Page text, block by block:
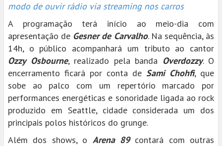
modo de ouvir rádio via streaming nos carros
A programação terá início ao meio-dia com
apresentação de Gesner de Carvalho. Na sequência, às
14h, o público acompanhará um tributo ao cantor
Ozzy Osbourne, realizado pela banda Overdozzy. O
encerramento ficará por conta de Sami Chohfi, que
sobe ao palco com um repertório marcado por
performances energéticas e sonoridade ligada ao rock
produzido em Seattle, cidade considerada um dos
principais polos históricos do grunge.
Além dos shows, o Arena 89contará com outras